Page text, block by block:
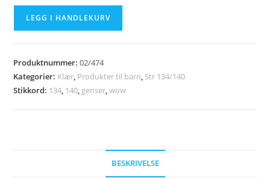
antall
LEGG I HANDLEKURV
Produktnummer:02/474
Kategorier: Klær, Produkter til barn, Str 134/140
Stikkord: 134, 140, genser,wow
BESKRIVELSE